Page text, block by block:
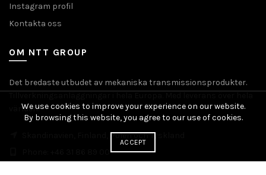
Instagram profil
Kontakta oss
OM NTT GROUP
Det bredaste utbudet av mekaniska transmissionsprodukter.
världen.
Skandinavien, Finland, Polen och Tyskland
We use cookies to improve your experience on our website.
By browsing this website, you agree to our use of cookies.
ACCEPT